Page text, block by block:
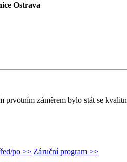
Ostrava
záměrem bylo stát se
po >> Záruční program >>